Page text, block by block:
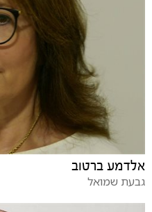
אלדמע ברטוב
גבעת שמואל